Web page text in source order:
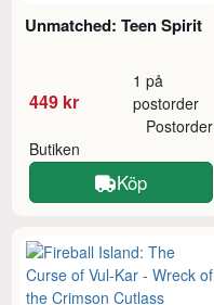
Unmatched: Teen Spirit
449 kr
1 på
postorder
Butiken
Postorder
Köp